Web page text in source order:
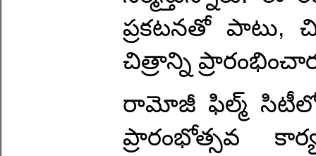
ప్రకటనతో పాటు,
చిత్రాన్ని
రామోజీ ఫిల్మ్ సిటీలో
ప్రారంభోత్సవ